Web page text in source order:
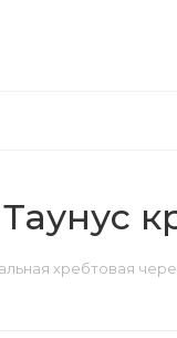
хребтовая